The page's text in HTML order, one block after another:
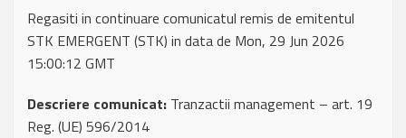
Regasiti in continuare comunicatul remis de emitentul
STK EMERGENT (STK) in data de Mon, 29 Jun 2026
15:00:12 GMT
Descriere comunicat: Tranzactii management – art. 19
Reg. (UE) 596/2014